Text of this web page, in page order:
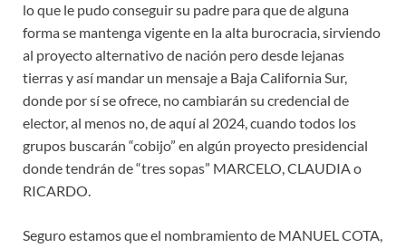
lo que le pudo conseguir su padre para que de alguna
forma se mantenga vigente en la alta burocracia, sirviendo
al proyecto alternativo de nación pero desde lejanas
tierras y así mandar un mensaje a Baja California Sur,
donde por sí se ofrece, no cambiarán su credencial de
elector, al menos no, de aquí al 2024, cuando todos los
grupos buscarán “cobijo” en algún proyecto presidencial
donde tendrán de “tres sopas” MARCELO, CLAUDIA o
RICARDO.
Seguro estamos que el nombramiento de MANUEL COTA,